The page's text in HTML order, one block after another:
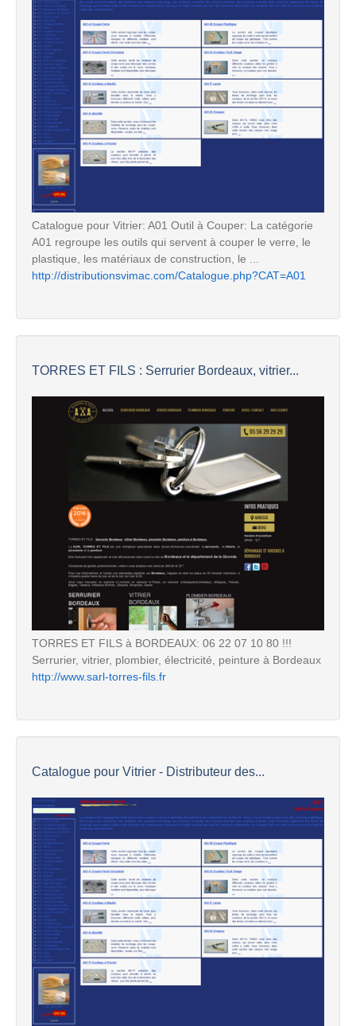
Catalogue pour Vitrier: A01 Outil à Couper: La catégorie
A01 regroupe les outils qui servent à couper le verre, le
plastique, les matériaux de construction, le ...
http://distributionsvimac.com/Catalogue.php?CAT=A01
TORRES ET FILS : Serrurier Bordeaux, vitrier...
TORRES ET FILS à BORDEAUX: 06 22 07 10 80 !!!
Serrurier, vitrier, plombier, électricité, peinture à Bordeaux
http://www.sarl-torres-fils.fr
Catalogue pour Vitrier - Distributeur des...